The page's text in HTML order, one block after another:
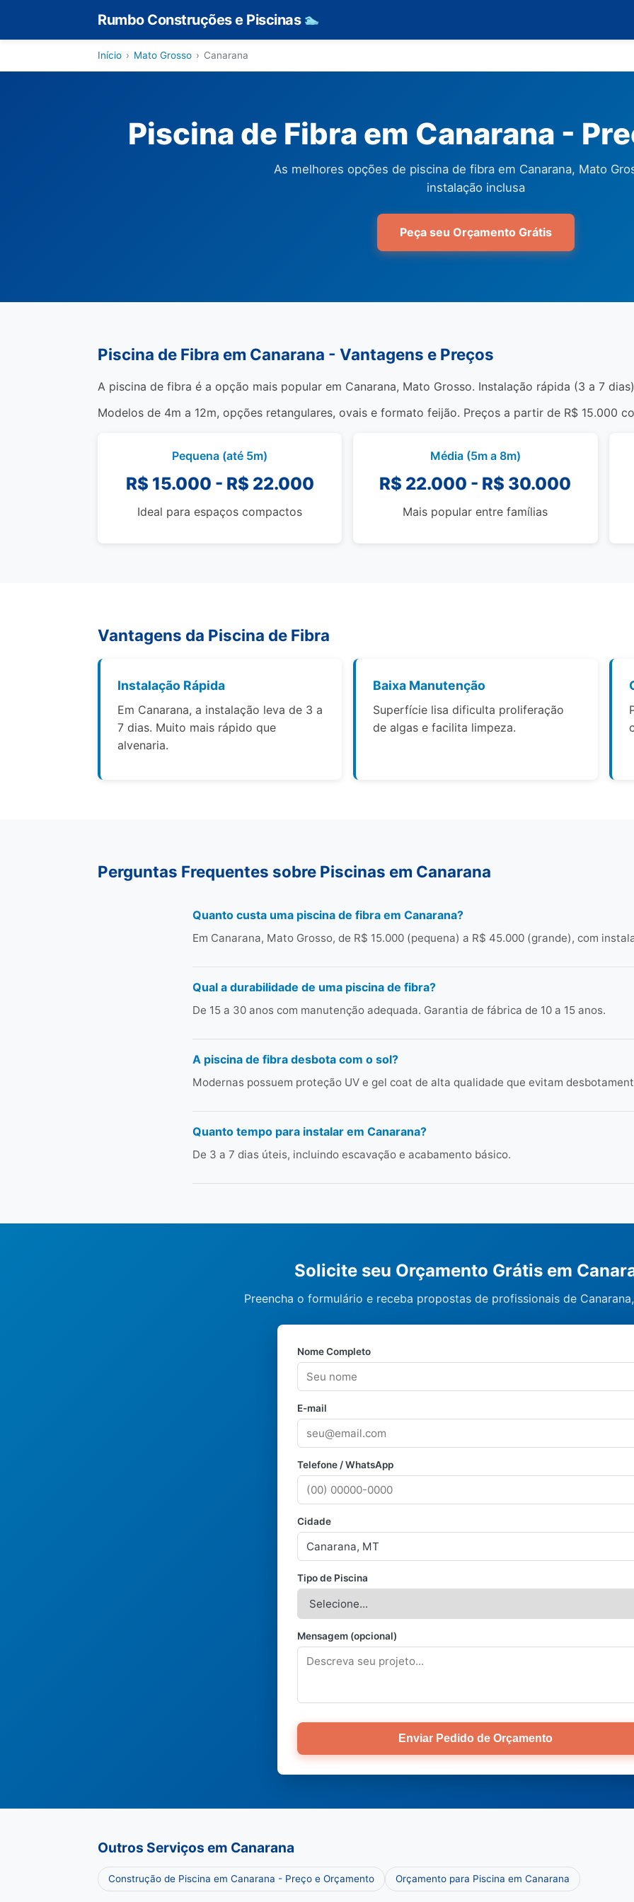
Rumbo Construções e Piscinas 🏊
Início › Mato Grosso › Canarana
Piscina de Fibra em Canarana -
As melhores opções de piscina de fibra em Canarana, Mato
instalação inclusa
Peça seu Orçamento Grátis
Piscina de Fibra em Canarana - Vantagens e Preços
A piscina de fibra é a opção mais popular em Canarana, Mato Grosso. Instalação rápida (3 a 7
Modelos de 4m a 12m, opções retangulares, ovais e formato feijão. Preços a partir de R$ 15.000
Pequena (até 5m)
R$ 15.000 - R$ 22.000
Ideal para espaços compactos
Média (5m a 8m)
R$ 22.000 - R$ 30.000
Mais popular entre famílias
Vantagens da Piscina de Fibra
Instalação Rápida
Em Canarana, a instalação leva de 3 a
7 dias. Muito mais rápido que
alvenaria.
Baixa Manutenção
Superfície lisa dificulta proliferação
de algas e facilita limpeza.
Perguntas Frequentes sobre Piscinas em Canarana
Quanto custa uma piscina de fibra em Canarana?
Em Canarana, Mato Grosso, de R$ 15.000 (pequena) a R$ 45.000 (grande), com
Qual a durabilidade de uma piscina de fibra?
De 15 a 30 anos com manutenção adequada. Garantia de fábrica de 10 a 15 anos.
A piscina de fibra desbota com o sol?
Modernas possuem proteção UV e gel coat de alta qualidade que evitam
Quanto tempo para instalar em Canarana?
De 3 a 7 dias úteis, incluindo escavação e acabamento básico.
Solicite seu Orçamento Grátis em
Preencha o formulário e receba propostas de profissionais de
Nome Completo
E-mail
Telefone / WhatsApp
Cidade
Tipo de Piscina
Mensagem (opcional)
Enviar Pedido de Orçamento
Outros Serviços em Canarana
Construção de Piscina em Canarana - Preço e Orçamento Orçamento para Piscina em Canarana